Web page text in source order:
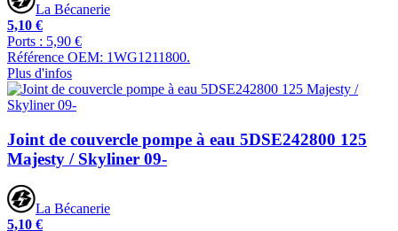
La Bécanerie
5,10 €
Ports : 5,90 €
Référence OEM: 1WG1211800.
Plus d'infos
Joint de couvercle pompe à eau 5DSE242800 125
Majesty / Skyliner 09-
La Bécanerie
5,10 €